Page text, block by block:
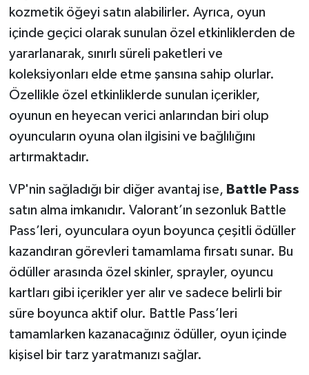
kozmetik öğeyi satın alabilirler. Ayrıca, oyun
içinde geçici olarak sunulan özel etkinliklerden de
yararlanarak, sınırlı süreli paketleri ve
koleksiyonları elde etme şansına sahip olurlar.
Özellikle özel etkinliklerde sunulan içerikler,
oyunun en heyecan verici anlarından biri olup
oyuncuların oyuna olan ilgisini ve bağlılığını
artırmaktadır.
VP'nin sağladığı bir diğer avantaj ise, Battle Pass
satın alma imkanıdır. Valorant’ın sezonluk Battle
Pass’leri, oyunculara oyun boyunca çeşitli ödüller
kazandıran görevleri tamamlama fırsatı sunar. Bu
ödüller arasında özel skinler, sprayler, oyuncu
kartları gibi içerikler yer alır ve sadece belirli bir
süre boyunca aktif olur. Battle Pass’leri
tamamlarken kazanacağınız ödüller, oyun içinde
kişisel bir tarz yaratmanızı sağlar.